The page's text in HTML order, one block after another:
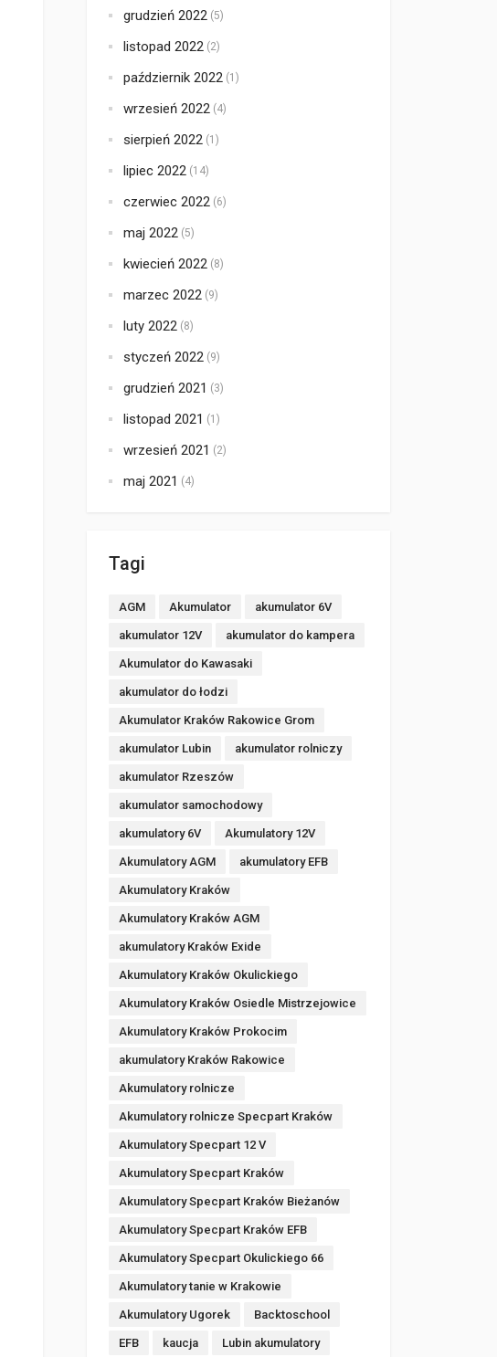
grudzień 2022 (5)
listopad 2022 (2)
październik 2022 (1)
wrzesień 2022 (4)
sierpień 2022 (1)
lipiec 2022 (14)
czerwiec 2022 (6)
maj 2022 (5)
kwiecień 2022 (8)
marzec 2022 (9)
luty 2022 (8)
styczeń 2022 (9)
grudzień 2021 (3)
listopad 2021 (1)
wrzesień 2021 (2)
maj 2021 (4)
Tagi
AGM Akumulator akumulator 6V
akumulator 12V akumulator do kampera
Akumulator do Kawasaki
akumulator do łodzi
Akumulator Kraków Rakowice Grom
akumulator Lubin akumulator rolniczy
akumulator Rzeszów
akumulator samochodowy
akumulatory 6V Akumulatory 12V
Akumulatory AGM akumulatory EFB
Akumulatory Kraków
Akumulatory Kraków AGM
akumulatory Kraków Exide
Akumulatory Kraków Okulickiego
Akumulatory Kraków Osiedle Mistrzejowice
Akumulatory Kraków Prokocim
akumulatory Kraków Rakowice
Akumulatory rolnicze
Akumulatory rolnicze Specpart Kraków
Akumulatory Specpart 12 V
Akumulatory Specpart Kraków
Akumulatory Specpart Kraków Bieżanów
Akumulatory Specpart Kraków EFB
Akumulatory Specpart Okulickiego 66
Akumulatory tanie w Krakowie
Akumulatory Ugorek Backtoschool
EFB kaucja Lubin akumulatory